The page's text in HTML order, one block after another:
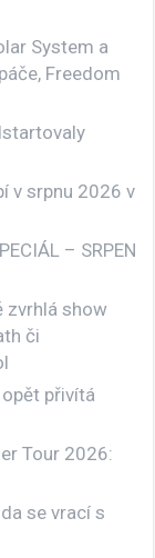
System a
Freedom
v srpnu 2026 v
– SRPEN
zvrhlá show
či
přivítá
Tour 2026:
se vrací s